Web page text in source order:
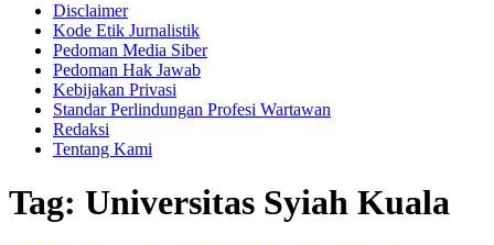
Disclaimer
Kode Etik Jurnalistik
Pedoman Media Siber
Pedoman Hak Jawab
Kebijakan Privasi
Standar Perlindungan Profesi Wartawan
Redaksi
Tentang Kami
Tag: Universitas Syiah Kuala